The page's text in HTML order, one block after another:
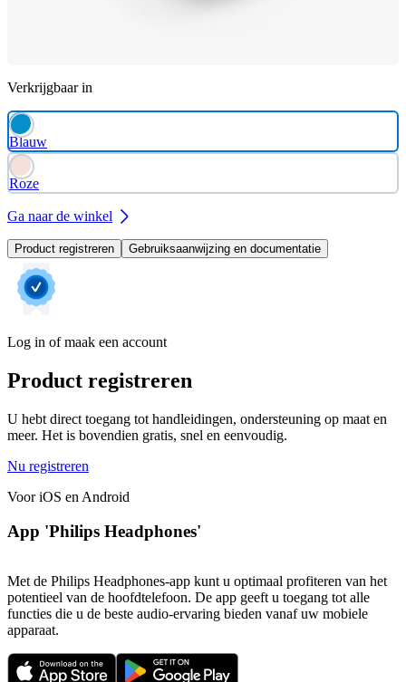
Verkrijgbaar in
Blauw
Roze
Ga naar de winkel
Product registreren Gebruiksaanwijzing en documentatie
Log in of maak een account
Product registreren
U hebt direct toegang tot handleidingen, ondersteuning op maat en
meer. Het is bovendien gratis, snel en eenvoudig.
Nu registreren
Voor iOS en Android
App 'Philips Headphones'
Met de Philips Headphones-app kunt u optimaal profiteren van het
potentieel van de hoofdtelefoon. De app geeft u toegang tot alle
functies die u de beste audio-ervaring bieden vanaf uw mobiele
apparaat.